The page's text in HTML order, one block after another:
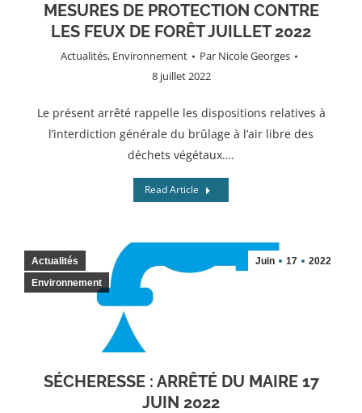
MESURES DE PROTECTION CONTRE
LES FEUX DE FORÊT JUILLET 2022
Actualités, Environnement Par Nicole Georges
8 juillet 2022
Le présent arrêté rappelle les dispositions relatives à
l’interdiction générale du brûlage à l’air libre des
déchets végétaux….
Read Article
SÉCHERESSE : ARRÊTÉ DU MAIRE 17
JUIN 2022
Juin 17 2022
Actualités
Environnement